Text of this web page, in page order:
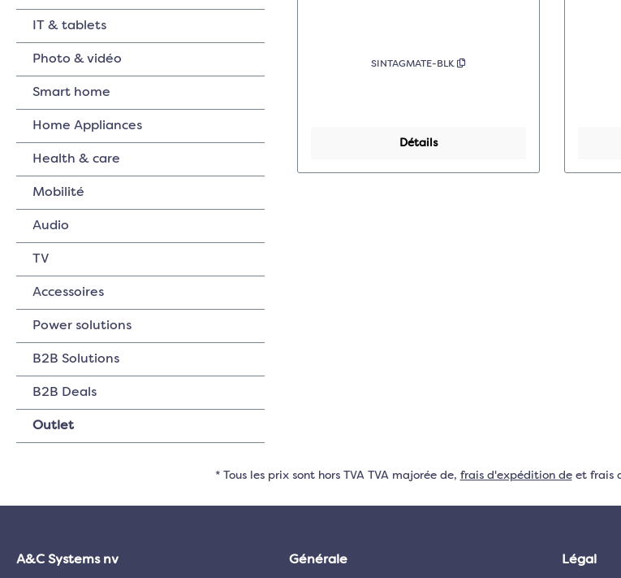
IT & tablets
Photo & vidéo
Smart home
Home Appliances
Health & care
Mobilité
Audio
TV
Accessoires
Power solutions
B2B Solutions
B2B Deals
Outlet
SINTAGMATE-BLK
Détails
* Tous les prix sont hors TVA TVA majorée de, frais d'expédition deet frais
A&C Systems nv Générale Légal